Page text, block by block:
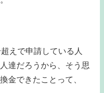
えで申請している人
達だろうから、そう思
金できたことって、